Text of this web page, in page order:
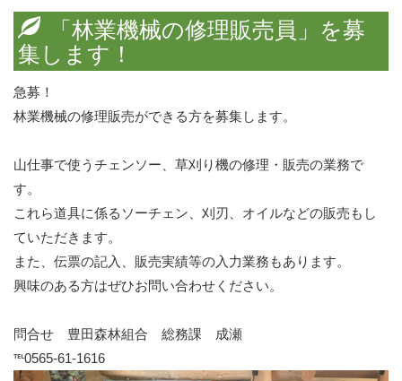
「林業機械の修理販売員」を募
集します！
急募！
林業機械の修理販売ができる方を募集します。
山仕事で使うチェンソー、草刈り機の修理・販売の業務で
す。
これら道具に係るソーチェン、刈刃、オイルなどの販売もし
ていただきます。
また、伝票の記入、販売実績等の入力業務もあります。
興味のある方はぜひお問い合わせください。
問合せ 豊田森林組合 総務課 成瀬
℡0565-61-1616